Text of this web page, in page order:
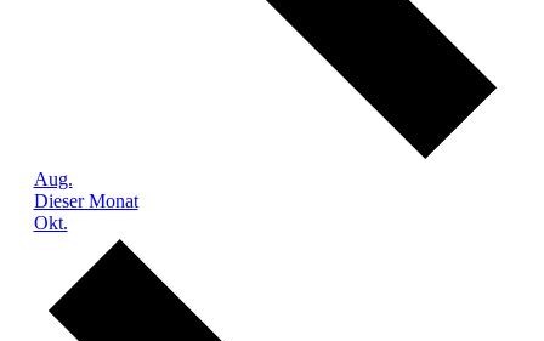
Aug.
Dieser Monat
Okt.